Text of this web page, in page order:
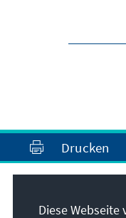
Drucken
Diese